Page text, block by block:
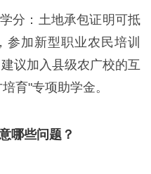
分：土地承包证明可抵
参加新型职业农民培训
议加入县级农广校的互
育"专项助学金。
哪些问题？